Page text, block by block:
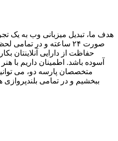
هدف ما، تبدیل میزبانی وب به یک
صورت ۲۴ ساعته و در
حفاظت از دارایی آنلاینتان
آسوده باشد. اطمینان داریم با
متخصصان پارسه دو، می
ببخشیم و در تمامی بلندپروازی